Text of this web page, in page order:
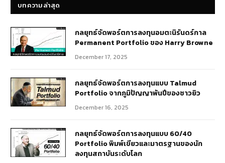
บทความล่าสุด
กลยุทธ์​จัดพอร์ตการลงทุนอมตะนิรันดร์กาล
Permanent Portfolio ของ Harry Browne
December 17, 2025
กลยุทธ์จัดพอร์ตการลงทุนแบบ Talmud
Portfolio จากภูมิปัญญาพันปีของชาวยิว
December 16, 2025
กลยุทธ์จัดพอร์ตการลงทุนแบบ 60/40
Portfolio พิมพ์เขียวและมาตรฐานของนัก
ลงทุนสถาบันระดับโลก